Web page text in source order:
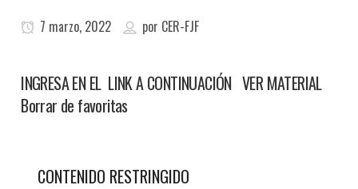
7 marzo, 2022 por CER-FJF
INGRESA EN EL LINK A CONTINUACIÓN VER MATERIAL
Borrar de favoritas
CONTENIDO RESTRINGIDO